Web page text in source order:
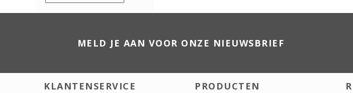
MELD JE AAN VOOR ONZE NIEUWSBRIEF
KLANTENSERVICE PRODUCTEN